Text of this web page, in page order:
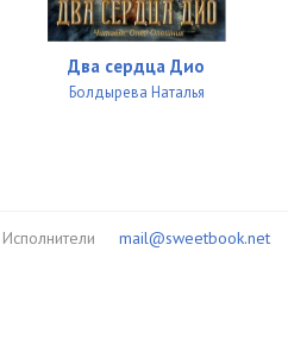
Два сердца Дио
Болдырева Наталья
Исполнители mail@sweetbook.net